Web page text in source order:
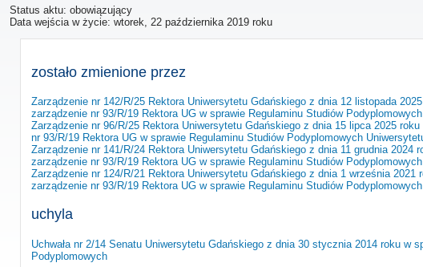
Status aktu: obowiązujący
Data wejścia w życie: wtorek, 22 października 2019 roku
zostało zmienione przez
Zarządzenie nr 142/R/25 Rektora Uniwersytetu Gdańskiego z dnia 12 listopada
zarządzenie nr 93/R/19 Rektora UG w sprawie Regulaminu Studiów
Zarządzenie nr 96/R/25 Rektora Uniwersytetu Gdańskiego z dnia 15 lipca 2025
nr 93/R/19 Rektora UG w sprawie Regulaminu Studiów Podyplomowych
Zarządzenie nr 141/R/24 Rektora Uniwersytetu Gdańskiego z dnia 11 grudnia 2024
zarządzenie nr 93/R/19 Rektora UG w sprawie Regulaminu Studiów
Zarządzenie nr 124/R/21 Rektora Uniwersytetu Gdańskiego z dnia 1 września 2021
zarządzenie nr 93/R/19 Rektora UG w sprawie Regulaminu Studiów
uchyla
Uchwała nr 2/14 Senatu Uniwersytetu Gdańskiego z dnia 30 stycznia 2014 roku w
Podyplomowych